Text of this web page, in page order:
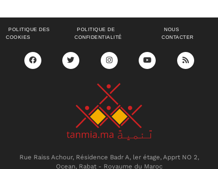
POLITIQUE DES
COOKIES
POLITIQUE DE
CONFIDENTIALITÉ
NOUS
CONTACTER
Rue Raiss Achour, Résidence Badr A, ler étage, Apprt NO 2,
Ocean, Rabat - Royaume du Maroc